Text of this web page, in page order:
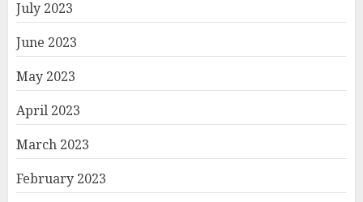
July 2023
June 2023
May 2023
April 2023
March 2023
February 2023